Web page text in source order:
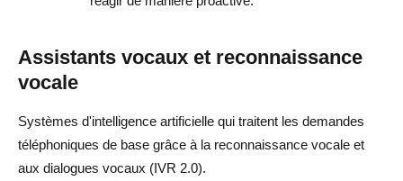
Assistants vocaux et reconnaissance
vocale
Systèmes d'intelligence artificielle qui traitent les demandes
téléphoniques de base grâce à la reconnaissance vocale et
aux dialogues vocaux (IVR 2.0).